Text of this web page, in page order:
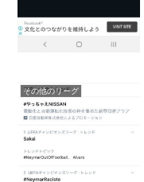
その他のリーグ